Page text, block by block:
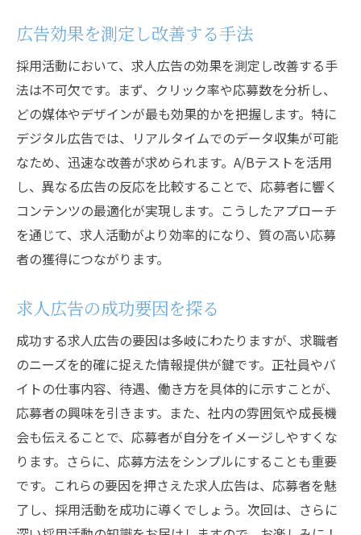
広告効果を測定し改善する手法
採用活動において、求人広告の効果を測定し改善する手
法は不可欠です。まず、クリック率や応募数を分析し、
どの媒体やデザインが最も効果的かを把握します。特に
デジタル広告では、リアルタイムでのデータ収集が可能
なため、迅速な改善が求められます。A/Bテストを活用
し、異なる広告の反応を比較することで、応募者に響く
コンテンツの最適化が実現します。こうしたアプローチ
を通じて、求人活動がより効率的になり、質の高い応募
者の獲得につながります。
求人広告の成功要因を探る
成功する求人広告の要因は多岐にわたりますが、求職者
のニーズを的確に捉えた情報提供が鍵です。正社員やバ
イトの仕事内容、待遇、働き方を具体的に示すことが、
応募者の興味を引きます。また、社内の雰囲気や成長機
会も伝えることで、応募者が自分をイメージしやすくな
ります。さらに、応募方法をシンプルにすることも重要
です。これらの要因を押さえた求人広告は、応募者を魅
了し、採用活動を成功に導くでしょう。次回は、さらに